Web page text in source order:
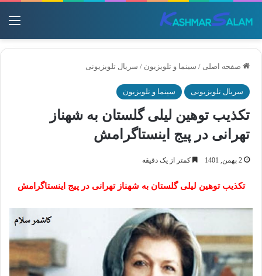
صفحه اصلی / سینما و تلویزیون / سریال تلویزیونی
سریال تلویزیونی سینما و تلویزیون
تکذیب توهین لیلی گلستان به شهناز
تهرانی در پیج اینستاگرامش
2 بهمن, 1401 کمتر از یک دقیقه
تکذیب توهین لیلی گلستان به شهناز تهرانی در پیج اینستاگرامش